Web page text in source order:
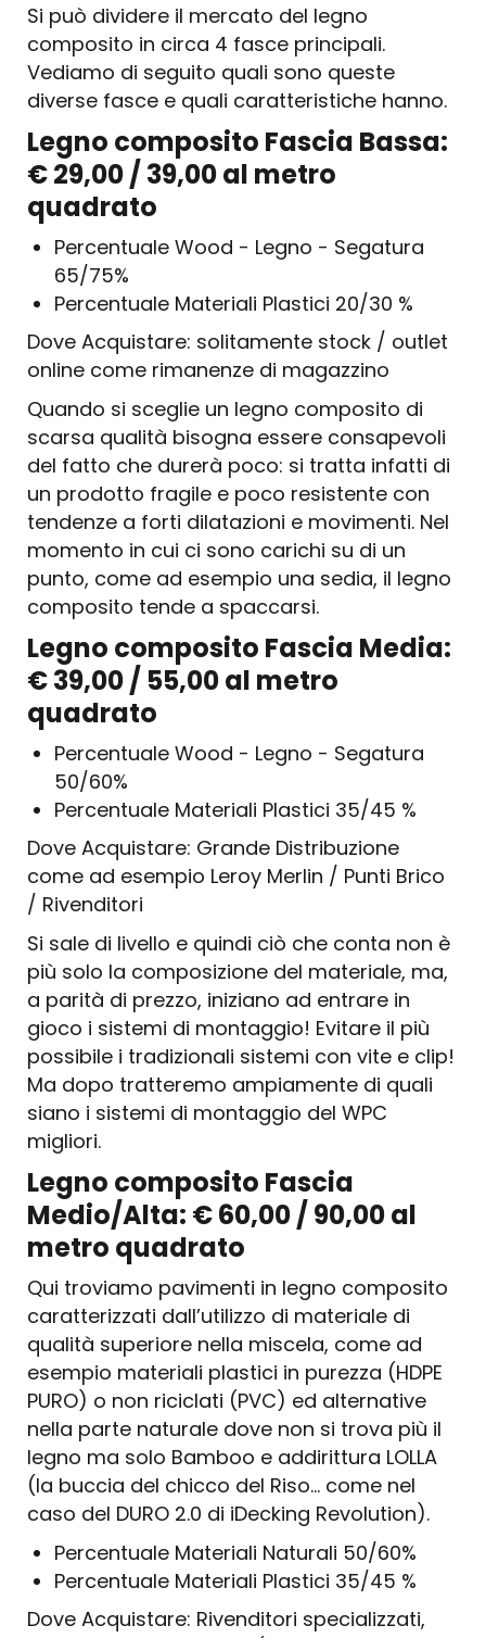
Si può dividere il mercato del legno
composito in circa 4 fasce principali.
Vediamo di seguito quali sono queste
diverse fasce e quali caratteristiche hanno.
Legno composito Fascia Bassa:
€ 29,00 / 39,00 al metro
quadrato
Percentuale Wood - Legno - Segatura
65/75%
Percentuale Materiali Plastici 20/30 %
Dove Acquistare: solitamente stock / outlet
online come rimanenze di magazzino
Quando si sceglie un legno composito di
scarsa qualità bisogna essere consapevoli
del fatto che durerà poco: si tratta infatti di
un prodotto fragile e poco resistente con
tendenze a forti dilatazioni e movimenti. Nel
momento in cui ci sono carichi su di un
punto, come ad esempio una sedia, il legno
composito tende a spaccarsi.
Legno composito Fascia Media:
€ 39,00 / 55,00 al metro
quadrato
Percentuale Wood - Legno - Segatura
50/60%
Percentuale Materiali Plastici 35/45 %
Dove Acquistare: Grande Distribuzione
come ad esempio Leroy Merlin / Punti Brico
/ Rivenditori
Si sale di livello e quindi ciò che conta non è
più solo la composizione del materiale, ma,
a parità di prezzo, iniziano ad entrare in
gioco i sistemi di montaggio! Evitare il più
possibile i tradizionali sistemi con vite e clip!
Ma dopo tratteremo ampiamente di quali
siano i sistemi di montaggio del WPC
migliori.
Legno composito Fascia
Medio/Alta: € 60,00 / 90,00 al
metro quadrato
Qui troviamo pavimenti in legno composito
caratterizzati dall’utilizzo di materiale di
qualità superiore nella miscela, come ad
esempio materiali plastici in purezza (HDPE
PURO) o non riciclati (PVC) ed alternative
nella parte naturale dove non si trova più il
legno ma solo Bamboo e addirittura LOLLA
(la buccia del chicco del Riso… come nel
caso del DURO 2.0 di iDecking Revolution).
Percentuale Materiali Naturali 50/60%
Percentuale Materiali Plastici 35/45 %
Dove Acquistare: Rivenditori specializzati,